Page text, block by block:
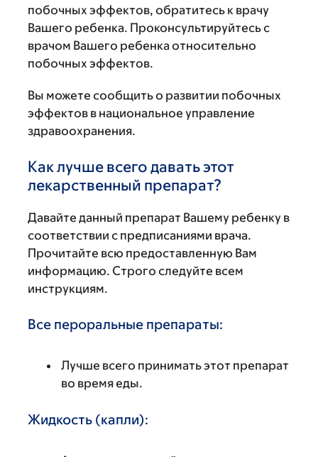
побочных эффектов, обратитесь к врачу
Вашего ребенка. Проконсультируйтесь с
врачом Вашего ребенка относительно
побочных эффектов.
Вы можете сообщить о развитии побочных
эффектов в национальное управление
здравоохранения.
Как лучше всего давать этот
лекарственный препарат?
Давайте данный препарат Вашему ребенку в
соответствии с предписаниями врача.
Прочитайте всю предоставленную Вам
информацию. Строго следуйте всем
инструкциям.
Все пероральные препараты:
Лучше всего принимать этот препарат
во время еды.
Жидкость (капли):